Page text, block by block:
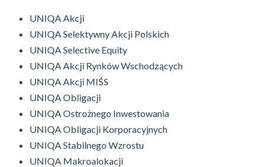
UNIQA Akcji
UNIQA Selektywny Akcji Polskich
UNIQA Selective Equity
UNIQA Akcji Rynków Wschodzących
UNIQA Akcji MIŚS
UNIQA Obligacji
UNIQA Ostrożnego Inwestowania
UNIQA Obligacji Korporacyjnych
UNIQA Stabilnego Wzrostu
UNIQA Makroalokacji